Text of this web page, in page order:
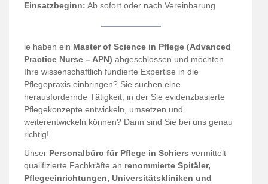
Einsatzbeginn: Ab sofort oder nach Vereinbarung
ie haben ein Master of Science in Pflege (Advanced
Practice Nurse – APN) abgeschlossen und möchten
Ihre wissenschaftlich fundierte Expertise in die
Pflegepraxis einbringen? Sie suchen eine
herausfordernde Tätigkeit, in der Sie evidenzbasierte
Pflegekonzepte entwickeln, umsetzen und
weiterentwickeln können? Dann sind Sie bei uns genau
richtig!
Unser Personalbüro für Pflege in Schiers vermittelt
qualifizierte Fachkräfte an renommierte Spitäler,
Pflegeeinrichtungen, Universitätskliniken und